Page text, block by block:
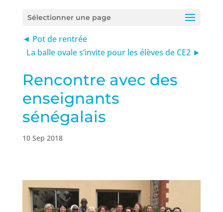
Sélectionner une page
◄ Pot de rentrée
La balle ovale s’invite pour les élèves de CE2 ►
Rencontre avec des
enseignants
sénégalais
10 Sep 2018